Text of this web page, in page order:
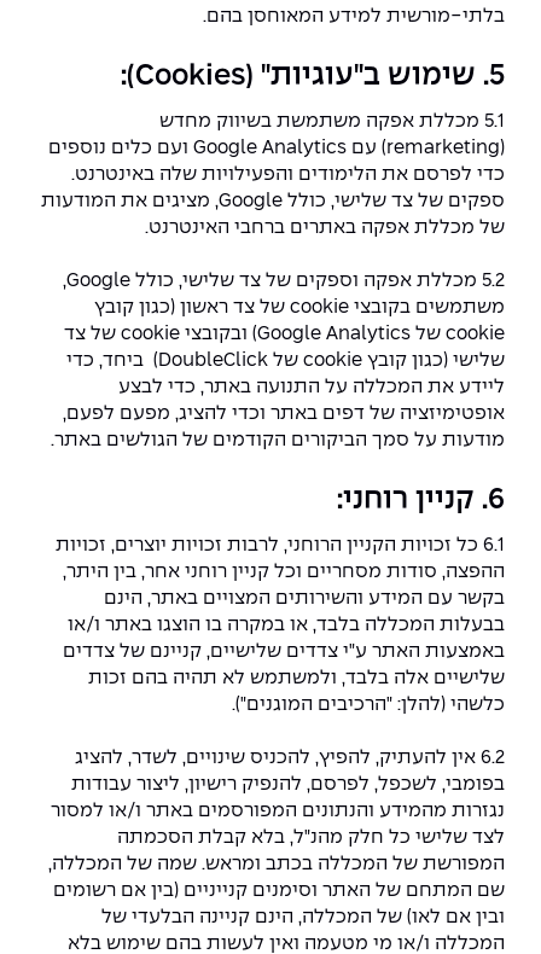
בלתי-מורשית למידע המאוחסן בהם.
5. שימוש ב"עוגיות" (Cookies):
5.1 מכללת אפקה משתמשת בשיווק מחדש
(remarketing) עם Google Analytics ועם כלים נוספים
כדי לפרסם את הלימודים והפעילויות שלה באינטרנט.
ספקים של צד שלישי, כולל Google, מציגים את המודעות
של מכללת אפקה באתרים ברחבי האינטרנט.
5.2 מכללת אפקה וספקים של צד שלישי, כולל Google,
משתמשים בקובצי cookie של צד ראשון (כגון קובץ
cookie של Google Analytics) ובקובצי cookie של צד
שלישי (כגון קובץ cookie של DoubleClick) ביחד, כדי
ליידע את המכללה על התנועה באתר, כדי לבצע
אופטימיזציה של דפים באתר וכדי להציג, מפעם לפעם,
מודעות על סמך הביקורים הקודמים של הגולשים באתר.
6. קניין רוחני:
6.1 כל זכויות הקניין הרוחני, לרבות זכויות יוצרים, זכויות
ההפצה, סודות מסחריים וכל קניין רוחני אחר, בין היתר,
בקשר עם המידע והשירותים המצויים באתר, הינם
בבעלות המכללה בלבד, או במקרה בו הוצגו באתר ו/או
באמצעות האתר ע"י צדדים שלישיים, קניינם של צדדים
שלישיים אלה בלבד, ולמשתמש לא תהיה בהם זכות
כלשהי (להלן: "הרכיבים המוגנים").
6.2 אין להעתיק, להפיץ, להכניס שינויים, לשדר, להציג
בפומבי, לשכפל, לפרסם, להנפיק רישיון, ליצור עבודות
נגזרות מהמידע והנתונים המפורסמים באתר ו/או למסור
לצד שלישי כל חלק מהנ"ל, בלא קבלת הסכמתה
המפורשת של המכללה בכתב ומראש. שמה של המכללה,
שם המתחם של האתר וסימנים קנייניים (בין אם רשומים
ובין אם לאו) של המכללה, הינם קניינה הבלעדי של
המכללה ו/או מי מטעמה ואין לעשות בהם שימוש בלא